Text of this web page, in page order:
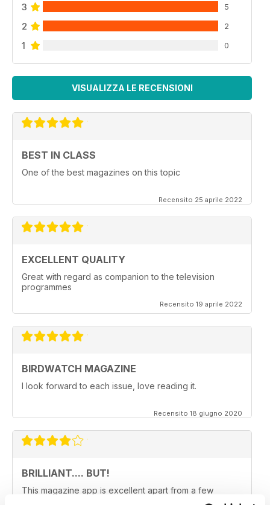
3 5
2 2
1 0
VISUALIZZA LE RECENSIONI
BEST IN CLASS
One of the best magazines on this topic
Recensito 25 aprile 2022
EXCELLENT QUALITY
Great with regard as companion to the television
programmes
Recensito 19 aprile 2022
BIRDWATCH MAGAZINE
I look forward to each issue, love reading it.
Recensito 18 giugno 2020
BRILLIANT.... BUT!
This magazine app is excellent apart from a few